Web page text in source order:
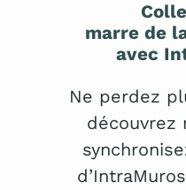
marre de
avec
Ne perdez
découvrez